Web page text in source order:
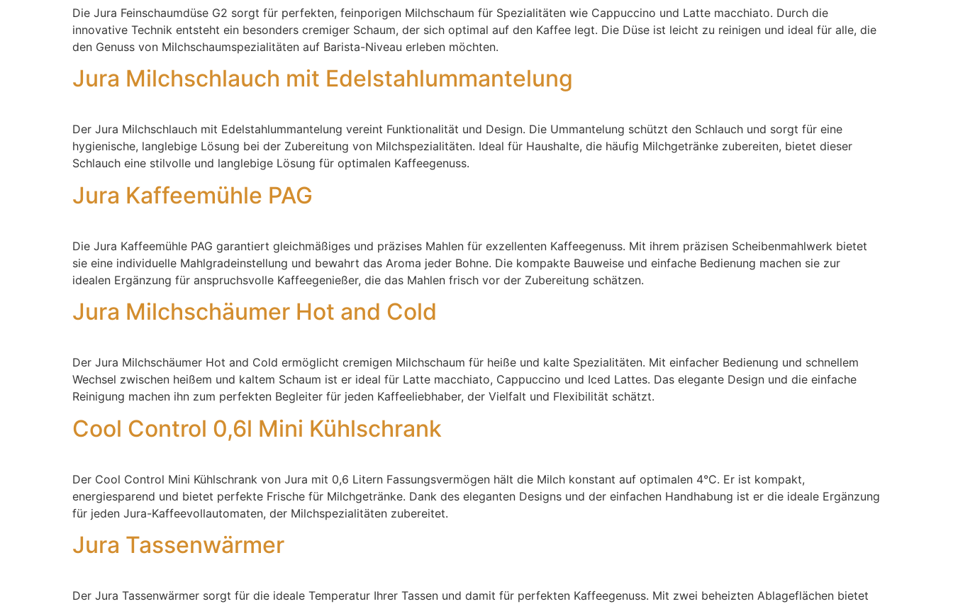
Die Jura Feinschaumdüse G2 sorgt für perfekten, feinporigen Milchschaum für Spezialitäten wie Cappuccino und Latte macchiato. Durch die
innovative Technik entsteht ein besonders cremiger Schaum, der sich optimal auf den Kaffee legt. Die Düse ist leicht zu reinigen und ideal für alle, die
den Genuss von Milchschaumspezialitäten auf Barista-Niveau erleben möchten.
Jura Milchschlauch mit Edelstahlummantelung
Der Jura Milchschlauch mit Edelstahlummantelung vereint Funktionalität und Design. Die Ummantelung schützt den Schlauch und sorgt für eine
hygienische, langlebige Lösung bei der Zubereitung von Milchspezialitäten. Ideal für Haushalte, die häufig Milchgetränke zubereiten, bietet dieser
Schlauch eine stilvolle und langlebige Lösung für optimalen Kaffeegenuss.
Jura Kaffeemühle PAG
Die Jura Kaffeemühle PAG garantiert gleichmäßiges und präzises Mahlen für exzellenten Kaffeegenuss. Mit ihrem präzisen Scheibenmahlwerk bietet
sie eine individuelle Mahlgradeinstellung und bewahrt das Aroma jeder Bohne. Die kompakte Bauweise und einfache Bedienung machen sie zur
idealen Ergänzung für anspruchsvolle Kaffeegenießer, die das Mahlen frisch vor der Zubereitung schätzen.
Jura Milchschäumer Hot and Cold
Der Jura Milchschäumer Hot and Cold ermöglicht cremigen Milchschaum für heiße und kalte Spezialitäten. Mit einfacher Bedienung und schnellem
Wechsel zwischen heißem und kaltem Schaum ist er ideal für Latte macchiato, Cappuccino und Iced Lattes. Das elegante Design und die einfache
Reinigung machen ihn zum perfekten Begleiter für jeden Kaffeeliebhaber, der Vielfalt und Flexibilität schätzt.
Cool Control 0,6l Mini Kühlschrank
Der Cool Control Mini Kühlschrank von Jura mit 0,6 Litern Fassungsvermögen hält die Milch konstant auf optimalen 4°C. Er ist kompakt,
energiesparend und bietet perfekte Frische für Milchgetränke. Dank des eleganten Designs und der einfachen Handhabung ist er die ideale Ergänzung
für jeden Jura-Kaffeevollautomaten, der Milchspezialitäten zubereitet.
Jura Tassenwärmer
Der Jura Tassenwärmer sorgt für die ideale Temperatur Ihrer Tassen und damit für perfekten Kaffeegenuss. Mit zwei beheizten Ablageflächen bietet